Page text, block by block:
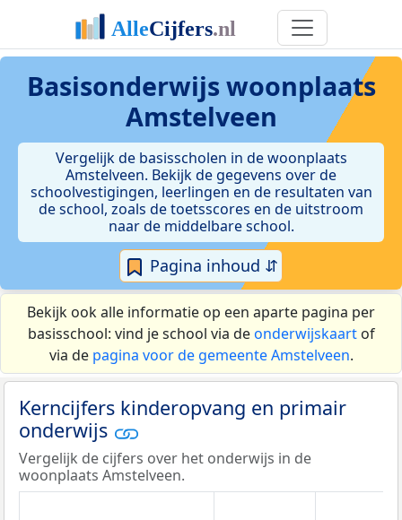
Basisonderwijs woonplaats
Amstelveen
Vergelijk de basisscholen in de woonplaats
Amstelveen. Bekijk de gegevens over de
schoolvestigingen, leerlingen en de resultaten van
de school, zoals de toetsscores en de uitstroom
naar de middelbare school.
Pagina inhoud ⇵
Bekijk ook alle informatie op een aparte pagina per
basisschool: vind je school via deonderwijskaartof
via de pagina voor de gemeente Amstelveen.
Kerncijfers kinderopvang en primair
onderwijs
Vergelijk de cijfers over het onderwijs in de
woonplaats Amstelveen.